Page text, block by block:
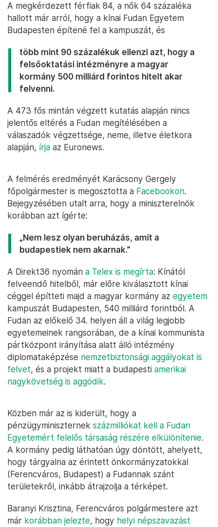
A megkérdezett férfiak 84, a nők 64 százaléka
hallott már arról, hogy a kínai Fudan Egyetem
Budapesten építené fel a kampuszát, és
több mint 90 százalékuk ellenzi azt, hogy a
felsőoktatási intézményre a magyar
kormány 500 milliárd forintos hitelt akar
felvenni.
A 473 fős mintán végzett kutatás alapján nincs
jelentős eltérés a Fudan megítélésében a
válaszadók végzettsége, neme, illetve életkora
alapján, írja az Euronews.
A felmérés eredményét Karácsony Gergely
főpolgármester is megosztotta a Facebookon.
Bejegyzésében utalt arra, hogy a miniszterelnök
korábban azt ígérte:
„Nem lesz olyan beruházás, amit a
budapestiek nem akarnak.”
A Direkt36 nyomán a Telex is megírta: Kínától
felveendő hitelből, már előre kiválasztott kínai
céggel építteti majd a magyar kormány az egyetem
kampuszát Budapesten, 540 milliárd forintból. A
Fudan az előkelő 34. helyen áll a világ legjobb
egyetemeinek rangsorában, de a kínai kommunista
pártközpont irányítása alatt álló intézmény
diplomataképzése nemzetbiztonsági aggályokat is
felvet, és a projekt miatt a budapesti amerikai
nagykövetség is aggódik.
Közben már az is kiderült, hogy a
pénzügyminiszternek százmilliókat kell a Fudan
Egyetemért felelős társaság részére elkülönítenie.
A kormány pedig láthatóan úgy döntött, ahelyett,
hogy tárgyalna az érintett önkormányzatokkal
(Ferencváros, Budapest) a Fudannak szánt
területekről, inkább átrajzolja a térképet.
Baranyi Krisztina, Ferencváros polgármestere azt
már korábban jelezte, hogy helyi népszavazást